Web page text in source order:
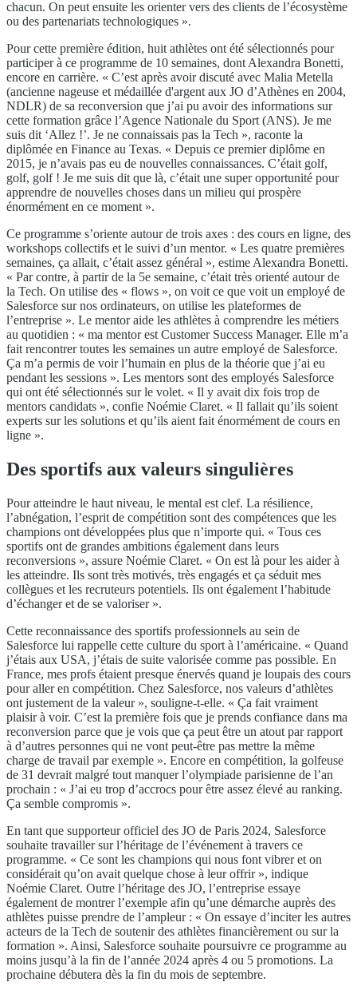
chacun. On peut ensuite les orienter vers des clients de l’écosystème
ou des partenariats technologiques ».
Pour cette première édition, huit athlètes ont été sélectionnés pour
participer à ce programme de 10 semaines, dont Alexandra Bonetti,
encore en carrière. « C’est après avoir discuté avec Malia Metella
(ancienne nageuse et médaillée d'argent aux JO d’Athènes en 2004,
NDLR) de sa reconversion que j’ai pu avoir des informations sur
cette formation grâce l’Agence Nationale du Sport (ANS). Je me
suis dit ‘Allez !’. Je ne connaissais pas la Tech », raconte la
diplômée en Finance au Texas. « Depuis ce premier diplôme en
2015, je n’avais pas eu de nouvelles connaissances. C’était golf,
golf, golf ! Je me suis dit que là, c’était une super opportunité pour
apprendre de nouvelles choses dans un milieu qui prospère
énormément en ce moment ».
Ce programme s’oriente autour de trois axes : des cours en ligne, des
workshops collectifs et le suivi d’un mentor. « Les quatre premières
semaines, ça allait, c’était assez général », estime Alexandra Bonetti.
« Par contre, à partir de la 5e semaine, c’était très orienté autour de
la Tech. On utilise des « flows », on voit ce que voit un employé de
Salesforce sur nos ordinateurs, on utilise les plateformes de
l’entreprise ». Le mentor aide les athlètes à comprendre les métiers
au quotidien : « ma mentor est Customer Success Manager. Elle m’a
fait rencontrer toutes les semaines un autre employé de Salesforce.
Ça m’a permis de voir l’humain en plus de la théorie que j’ai eu
pendant les sessions ». Les mentors sont des employés Salesforce
qui ont été sélectionnés sur le volet. « Il y avait dix fois trop de
mentors candidats », confie Noémie Claret. « Il fallait qu’ils soient
experts sur les solutions et qu’ils aient fait énormément de cours en
ligne ».
Des sportifs aux valeurs singulières
Pour atteindre le haut niveau, le mental est clef. La résilience,
l’abnégation, l’esprit de compétition sont des compétences que les
champions ont développées plus que n’importe qui. « Tous ces
sportifs ont de grandes ambitions également dans leurs
reconversions », assure Noémie Claret. « On est là pour les aider à
les atteindre. Ils sont très motivés, très engagés et ça séduit mes
collègues et les recruteurs potentiels. Ils ont également l’habitude
d’échanger et de se valoriser ».
Cette reconnaissance des sportifs professionnels au sein de
Salesforce lui rappelle cette culture du sport à l’américaine. « Quand
j’étais aux USA, j’étais de suite valorisée comme pas possible. En
France, mes profs étaient presque énervés quand je loupais des cours
pour aller en compétition. Chez Salesforce, nos valeurs d’athlètes
ont justement de la valeur », souligne-t-elle. « Ça fait vraiment
plaisir à voir. C’est la première fois que je prends confiance dans ma
reconversion parce que je vois que ça peut être un atout par rapport
à d’autres personnes qui ne vont peut-être pas mettre la même
charge de travail par exemple ». Encore en compétition, la golfeuse
de 31 devrait malgré tout manquer l’olympiade parisienne de l’an
prochain : « J’ai eu trop d’accrocs pour être assez élevé au ranking.
Ça semble compromis ».
En tant que supporteur officiel des JO de Paris 2024, Salesforce
souhaite travailler sur l’héritage de l’événement à travers ce
programme. « Ce sont les champions qui nous font vibrer et on
considérait qu’on avait quelque chose à leur offrir », indique
Noémie Claret. Outre l’héritage des JO, l’entreprise essaye
également de montrer l’exemple afin qu’une démarche auprès des
athlètes puisse prendre de l’ampleur : « On essaye d’inciter les autres
acteurs de la Tech de soutenir des athlètes financièrement ou sur la
formation ». Ainsi, Salesforce souhaite poursuivre ce programme au
moins jusqu’à la fin de l’année 2024 après 4 ou 5 promotions. La
prochaine débutera dès la fin du mois de septembre.